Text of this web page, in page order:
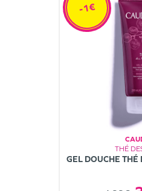
THÉ
GEL DOUCHE
-1€